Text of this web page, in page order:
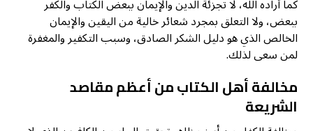
كما أراده الله، لا تجزئة الدين والإيمان ببعض الكتاب والكفر
ببعض، ولا التعلق بمجرد شعائر خالية من اليقين والإيمان
الخالص الذي هو دليل الشكر الصادق، وسبب التكفير والمغفرة
لمن سعى لذلك.
مخالفة أهل الكتاب من أعظم مقاصد
الشريعة